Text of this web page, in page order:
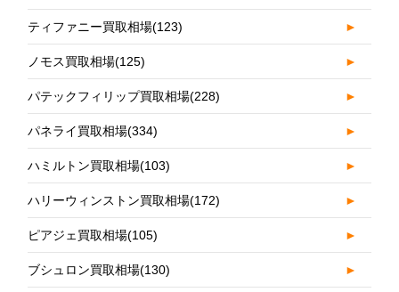
ティファニー買取相場(123) ►
ノモス買取相場(125) ►
パテックフィリップ買取相場(228) ►
パネライ買取相場(334) ►
ハミルトン買取相場(103) ►
ハリーウィンストン買取相場(172) ►
ピアジェ買取相場(105) ►
ブシュロン買取相場(130) ►